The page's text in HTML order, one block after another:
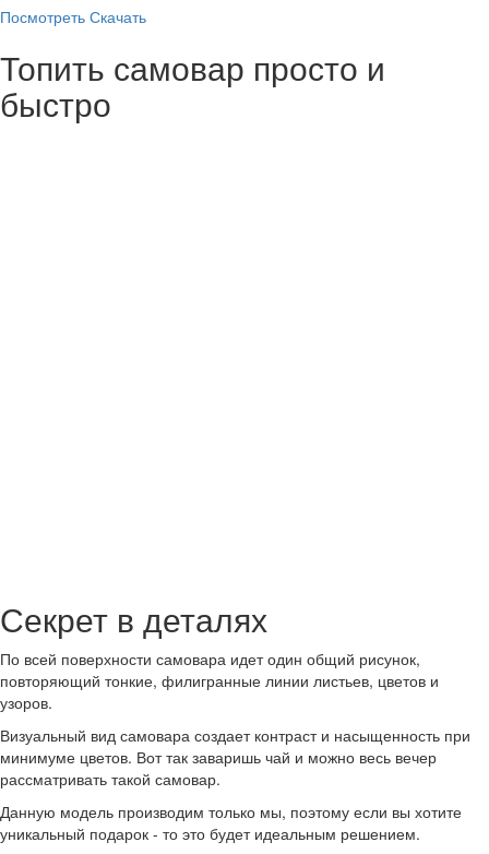
Посмотреть Скачать
Топить самовар просто и
быстро
Секрет в деталях
По всей поверхности самовара идет один общий рисунок,
повторяющий тонкие, филигранные линии листьев, цветов и
узоров.
Визуальный вид самовара создает контраст и насыщенность при
минимуме цветов. Вот так заваришь чай и можно весь вечер
рассматривать такой самовар.
Данную модель производим только мы, поэтому если вы хотите
уникальный подарок - то это будет идеальным решением.